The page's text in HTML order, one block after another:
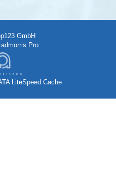
GmbH
admorris Pro
LiteSpeed Cache